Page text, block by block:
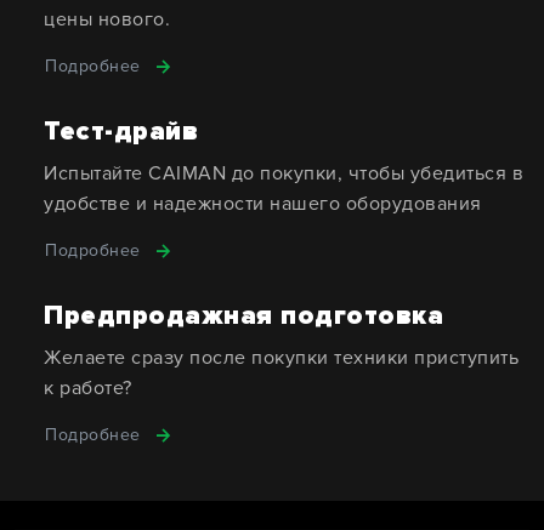
цены нового.
Подробнее
Тест-драйв
Испытайте CAIMAN до покупки, чтобы убедиться в
удобстве и надежности нашего оборудования
Подробнее
Предпродажная подготовка
Желаете сразу после покупки техники приступить
к работе?
Подробнее